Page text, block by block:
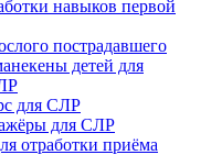
навыков первой
пострадавшего
детей для
для СЛР
для СЛР
отработки приёма